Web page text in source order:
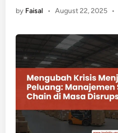
by Faisal • August 22, 2025 •